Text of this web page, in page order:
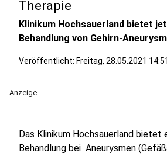
Therapie
Klinikum Hochsauerland bietet
Behandlung von Gehirn-
Veröffentlicht: Freitag, 28.05.2021 14:51
Anzeige
Das Klinikum Hochsauerland bietet
Behandlung bei Aneurysmen